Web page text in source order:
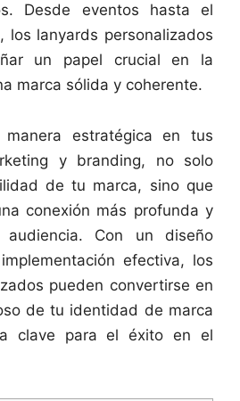
Desde eventos hasta el
los lanyards personalizados
un papel crucial en la
marca sólida y coherente.
estratégica en tus
y branding, no solo
de tu marca, sino que
conexión más profunda y
Con un diseño
efectiva, los
pueden convertirse en
de tu identidad de marca
clave para el éxito en el